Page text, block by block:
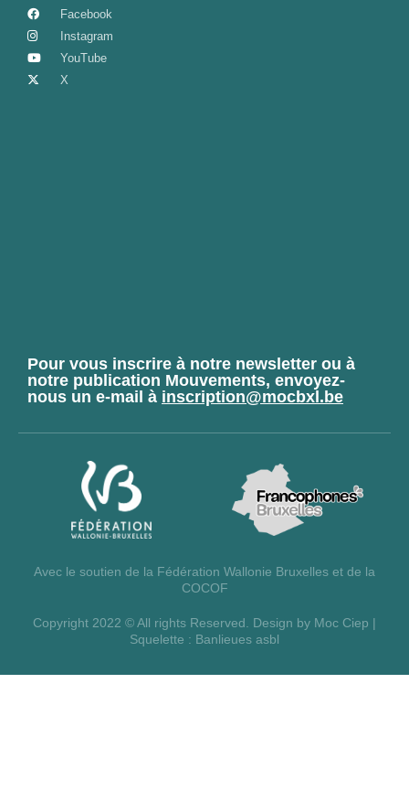
Facebook
Instagram
YouTube
X
Pour vous inscrire à notre newsletter ou à
notre publication Mouvements, envoyez-
nous un e-mail à inscription@mocbxl.be
Avec le soutien de la Fédération Wallonie Bruxelles et de la
COCOF
Copyright 2022 © All rights Reserved. Design by Moc Ciep |
Squelette : Banlieues asbl